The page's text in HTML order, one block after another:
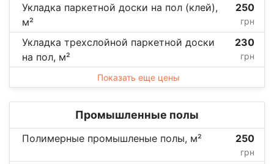
Укладка паркетной доски на пол (клей),
м²
250
грн
Укладка трехслойной паркетной доски
на пол, м²
230
грн
Показать еще цены
Промышленные полы
Полимерные промышленые полы, м² 250
грн